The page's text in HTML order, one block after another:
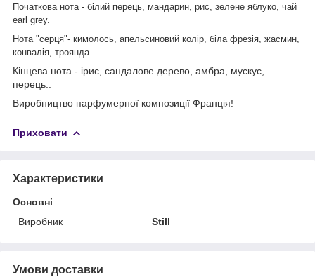
Початкова нота - білий перець, мандарин, рис, зелене яблуко, чай
earl grey.
Нота "серця"- кимолось, апельсиновий колір, біла фрезія, жасмин,
конвалія, троянда.
Кінцева нота - ірис, сандалове дерево, амбра, мускус,
перець.
Виробництво парфумерної композиції Франція!
Приховати
Характеристики
Основні
Виробник
Still
Умови доставки